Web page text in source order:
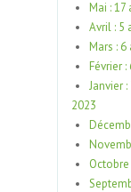
Mai : 17
Avril : 5
Mars :
Février
Janvier
2023